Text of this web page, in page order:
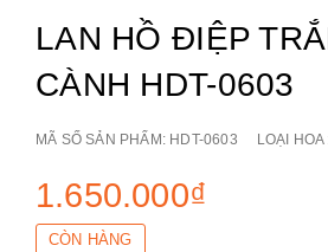
LAN HỒ ĐIỆP
CÀNH HDT-0603
MÃ SỐ SẢN PHẨM: HDT-0603 LOẠI HOA
1.650.000₫
CÒN HÀNG